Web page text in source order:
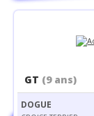
GT (9 ans)
DOGUE